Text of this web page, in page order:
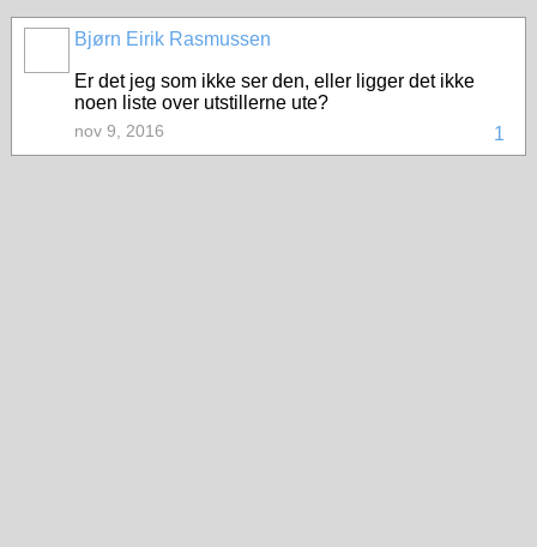
Bjørn Eirik Rasmussen
Er det jeg som ikke ser den, eller ligger det ikke
noen liste over utstillerne ute?
1
nov 9, 2016